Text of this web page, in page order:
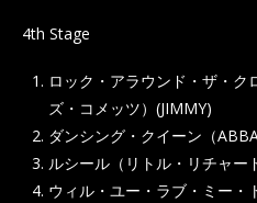
4th Stage
ロック・アラウンド・ザ・ク
ズ・コメッツ）(JIMMY)
ダンシング・クイーン（
ルシール（リトル・リチャー
ウィル・ユー・ラブ・ミー・